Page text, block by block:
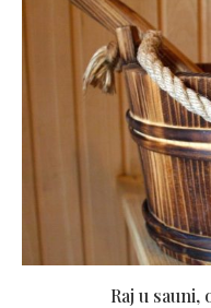
Raj u sauni,